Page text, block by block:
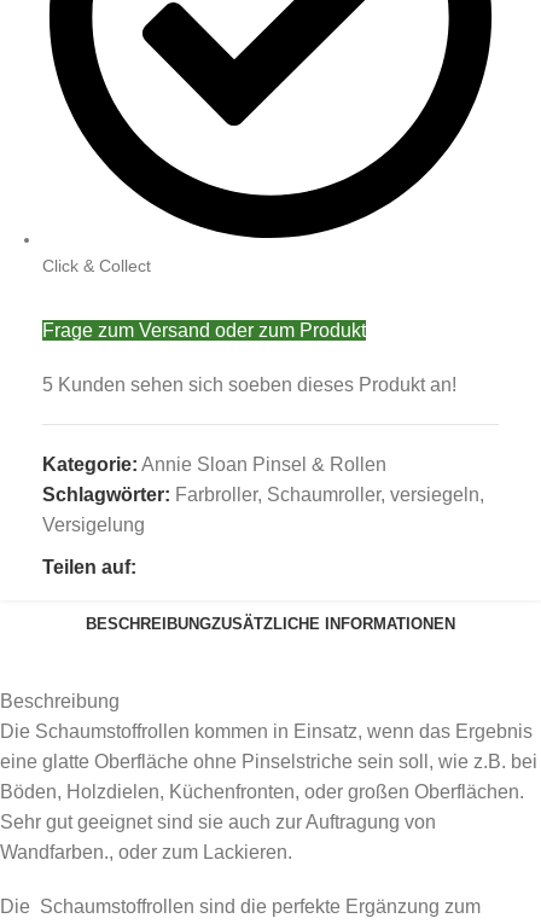
Click & Collect
Frage zum Versand oder zum Produkt
5 Kunden sehen sich soeben dieses Produkt an!
Kategorie: Annie Sloan Pinsel & Rollen
Schlagwörter: Farbroller, Schaumroller, versiegeln,
Versigelung
Teilen auf:
BESCHREIBUNGZUSÄTZLICHE INFORMATIONEN
Beschreibung
Die Schaumstoffrollen kommen in Einsatz, wenn das Ergebnis
eine glatte Oberfläche ohne Pinselstriche sein soll, wie z.B. bei
Böden, Holzdielen, Küchenfronten, oder großen Oberflächen.
Sehr gut geeignet sind sie auch zur Auftragung von
Wandfarben., oder zum Lackieren.
Die Schaumstoffrollen sind die perfekte Ergänzung zum